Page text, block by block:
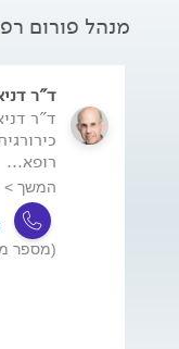
מנהל פורום
ד"ר
ד"ר
רופא...
המשך >
(מספר